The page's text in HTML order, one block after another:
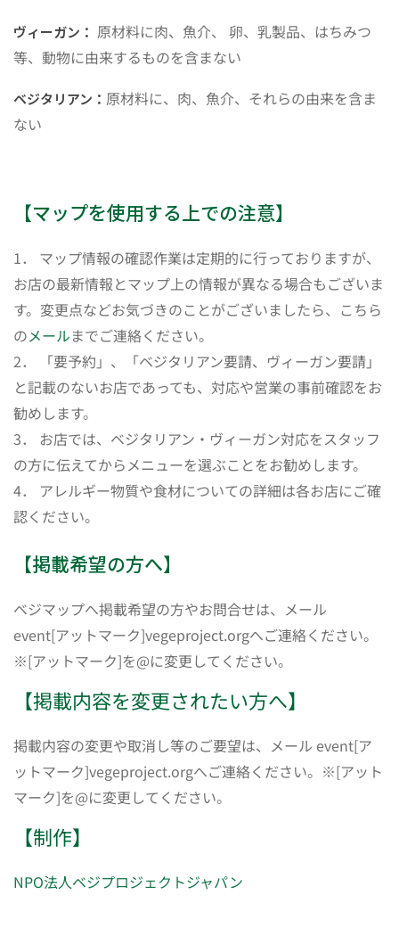
ヴィーガン： 原材料に肉、魚介、 卵、乳製品、はちみつ
等、動物に由来するものを含まない
ベジタリアン： 原材料に、肉、魚介、それらの由来を含ま
ない
【マップを使用する上での注意】
1． マップ情報の確認作業は定期的に行っておりますが、
お店の最新情報とマップ上の情報が異なる場合もございま
す。変更点などお気づきのことがございましたら、こちら
のメールまでご連絡ください。
2． 「要予約」、「ベジタリアン要請、ヴィーガン要請」
と記載のないお店であっても、対応や営業の事前確認をお
勧めします。
3． お店では、ベジタリアン・ヴィーガン対応をスタッフ
の方に伝えてからメニューを選ぶことをお勧めします。
4． アレルギー物質や食材についての詳細は各お店にご確
認ください。
【掲載希望の方へ】
ベジマップへ掲載希望の方やお問合せは、メール
event[アットマーク]vegeproject.orgへご連絡ください。
※[アットマーク]を@に変更してください。
【掲載内容を変更されたい方へ】
掲載内容の変更や取消し等のご要望は、メール event[ア
ットマーク]vegeproject.orgへご連絡ください。※[アット
マーク]を@に変更してください。
【制作】
NPO法人ベジプロジェクトジャパン